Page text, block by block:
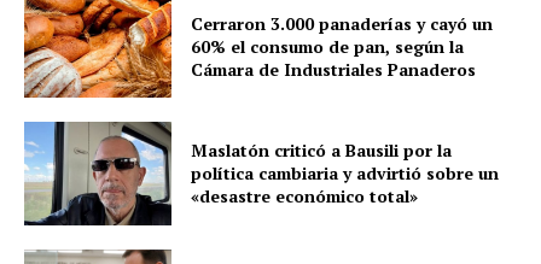
Cerraron 3.000 panaderías y cayó un
60% el consumo de pan, según la
Cámara de Industriales Panaderos
Maslatón criticó a Bausili por la
política cambiaria y advirtió sobre un
«desastre económico total»